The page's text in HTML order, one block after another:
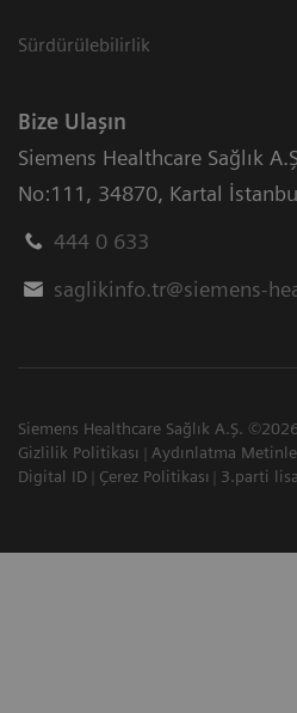
Sürdürülebilirlik
Bize Ulaşın
Siemens Healthcare Sağlık
No:111 , 34870, Kartal
444 0 633
saglikinfo.tr@siemens-
Siemens Healthcare Sağlık A.Ş. ©2026
Gizlilik Politikası
Aydınlatma
Digital ID
Çerez Politikası 3.parti